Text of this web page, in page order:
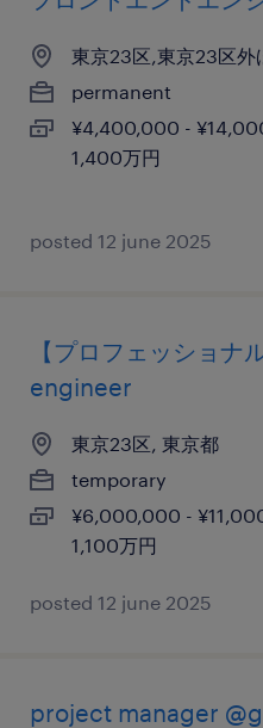
東京23区,東京23区外
permanent
¥4,400,000 -
1,400万円
posted 12 june 2025
【プロフェッショ
engineer
東京23区, 東京都
temporary
¥6,000,000 -
1,100万円
posted 12 june 2025
project manager